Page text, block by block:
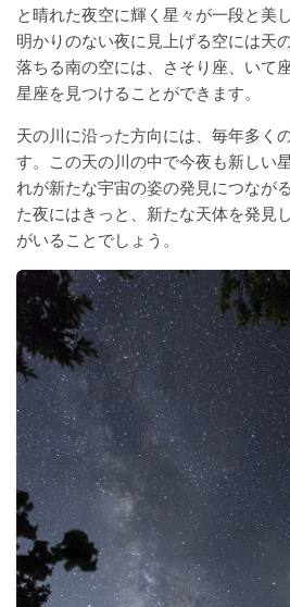
と晴れた夜空に輝く星々が一段と美
明かりのない夜に見上げる空には天
落ちる南の空には、さそり座、いて
星座を見つけることができます。
天の川に沿った方向には、毎年多く
す。この天の川の中で今夜も新しい
れが新たな宇宙の姿の発見につなが
た夜にはきっと、新たな天体を発見
がいることでしょう。